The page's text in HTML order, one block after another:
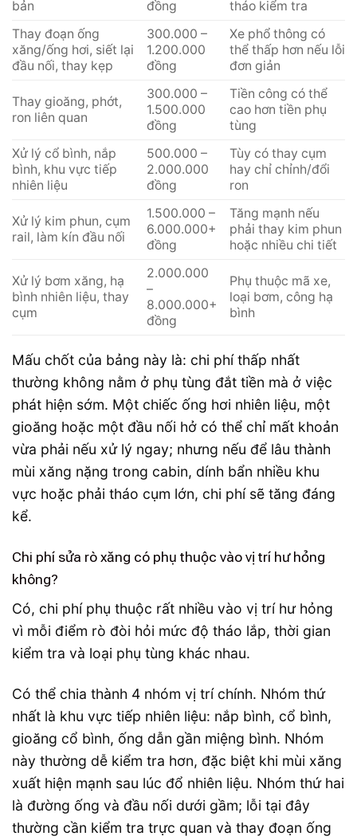
bản đồng
tháo kiểm tra
Thay đoạn ống
xăng/ống hơi, siết lại
đầu nối, thay kẹp
300.000 –
1.200.000
đồng
Xe phổ thông có
thể thấp hơn nếu lỗi
đơn giản
Thay gioăng, phớt,
ron liên quan
300.000 –
1.500.000
đồng
Tiền công có thể
cao hơn tiền phụ
tùng
Xử lý cổ bình, nắp
bình, khu vực tiếp
nhiên liệu
500.000 –
2.000.000
đồng
Tùy có thay cụm
hay chỉ chỉnh/đổi
ron
Xử lý kim phun, cụm
rail, làm kín đầu nối
1.500.000 –
6.000.000+
đồng
Tăng mạnh nếu
phải thay kim phun
hoặc nhiều chi tiết
Xử lý bơm xăng, hạ
bình nhiên liệu, thay
cụm
2.000.000
–
8.000.000+
đồng
Phụ thuộc mã xe,
loại bơm, công hạ
bình
Mấu chốt của bảng này là: chi phí thấp nhất
thường không nằm ở phụ tùng đắt tiền mà ở việc
phát hiện sớm. Một chiếc ống hơi nhiên liệu, một
gioăng hoặc một đầu nối hở có thể chỉ mất khoản
vừa phải nếu xử lý ngay; nhưng nếu để lâu thành
mùi xăng nặng trong cabin, dính bẩn nhiều khu
vực hoặc phải tháo cụm lớn, chi phí sẽ tăng đáng
kể.
Chi phí sửa rò xăng có phụ thuộc vào vị trí hư hỏng
không?
Có, chi phí phụ thuộc rất nhiều vào vị trí hư hỏng
vì mỗi điểm rò đòi hỏi mức độ tháo lắp, thời gian
kiểm tra và loại phụ tùng khác nhau.
Có thể chia thành 4 nhóm vị trí chính. Nhóm thứ
nhất là khu vực tiếp nhiên liệu: nắp bình, cổ bình,
gioăng cổ bình, ống dẫn gần miệng bình. Nhóm
này thường dễ kiểm tra hơn, đặc biệt khi mùi xăng
xuất hiện mạnh sau lúc đổ nhiên liệu. Nhóm thứ hai
là đường ống và đầu nối dưới gầm; lỗi tại đây
thường cần kiểm tra trực quan và thay đoạn ống